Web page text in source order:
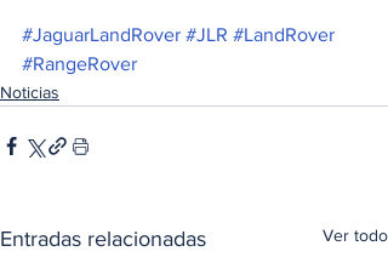
#JaguarLandRover #JLR #LandRover
#RangeRover
Noticias
Entradas relacionadas Ver todo